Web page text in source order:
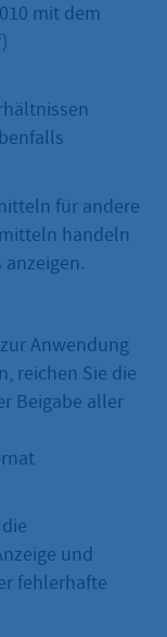
mit dem
für andere
handeln
Anwendung
reichen Sie die
Beigabe aller
und
fehlerhafte